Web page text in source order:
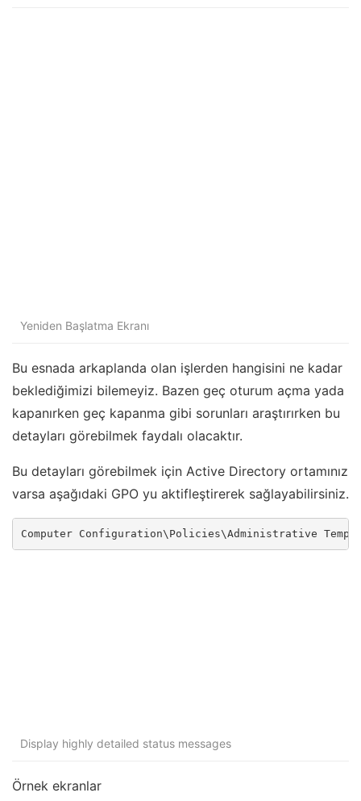
Yeniden Başlatma Ekranı
Bu esnada arkaplanda olan işlerden hangisini ne kadar
beklediğimizi bilemeyiz. Bazen geç oturum açma yada
kapanırken geç kapanma gibi sorunları araştırırken bu
detayları görebilmek faydalı olacaktır.
Bu detayları görebilmek için Active Directory ortamınız
varsa aşağıdaki GPO yu aktifleştirerek sağlayabilirsiniz.
Computer Configuration\Policies\Administrative
Display highly detailed status messages
Örnek ekranlar